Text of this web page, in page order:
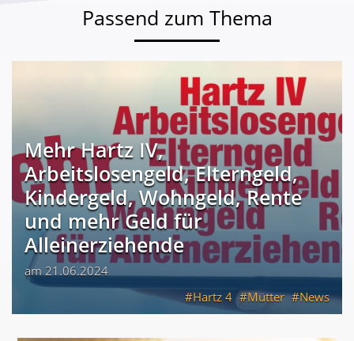
Passend zum Thema
Mehr Hartz IV,
Arbeitslosengeld, Elterngeld,
Kindergeld, Wohngeld, Rente
und mehr Geld für
Alleinerziehende
am 21.06.2024
Hartz 4
Mütter News